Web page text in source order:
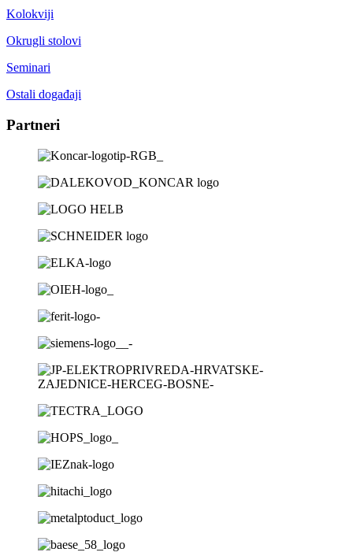
Kolokviji
Okrugli stolovi
Seminari
Ostali događaji
Partneri